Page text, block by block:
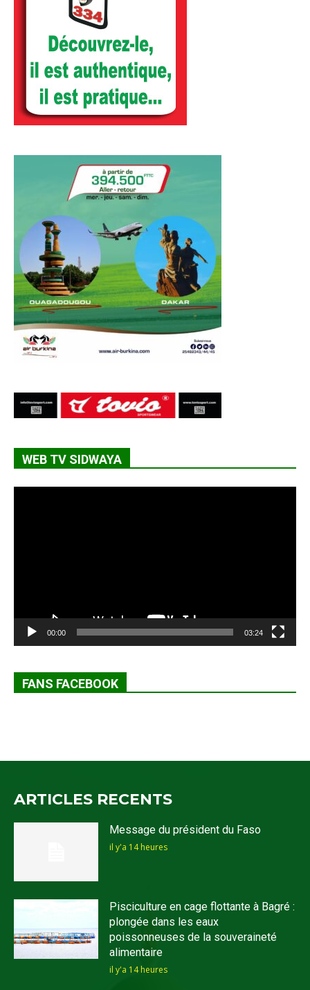
WEB TV SIDWAYA
00:00 03:24
FANS FACEBOOK
ARTICLES RECENTS
Message du président du Faso
il y'a 14 heures
Pisciculture en cage flottante à Bagré :
plongée dans les eaux
poissonneuses de la souveraineté
alimentaire
il y'a 14 heures